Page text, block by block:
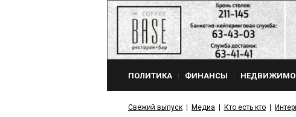
ПОЛИТИКА ФИНАНСЫ
Свежий выпуск Медиа Кто есть кто